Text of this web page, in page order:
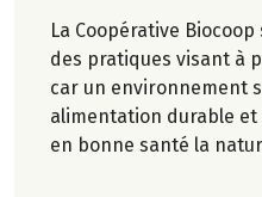
La Coopérative
des pratiques visant à
car un environnement
alimentation durable
en bonne santé la